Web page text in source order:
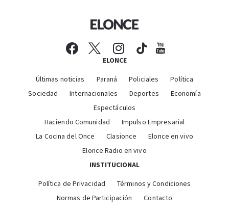
ELONCE
Últimas noticias Paraná Policiales
Política
Sociedad
Internacionales Deportes
Economía
Espectáculos
Haciendo Comunidad
Impulso Empresarial
La Cocina del Once
Clasionce
Elonce en vivo
Elonce Radio en vivo
INSTITUCIONAL
Política de Privacidad
Términos y Condiciones
Normas de Participación
Contacto